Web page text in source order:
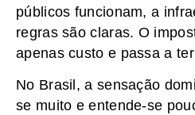
públicos funcionam, a
regras são claras. O
apenas custo e passa a
No Brasil, a sensação
se muito e entende-se